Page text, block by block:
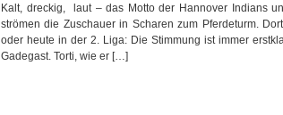
Kalt, dreckig, laut – das Motto der Hannover Indians
strömen die Zuschauer in Scharen zum Pferdeturm.
oder heute in der 2. Liga: Die Stimmung ist immer
Gadegast. Torti, wie er […]